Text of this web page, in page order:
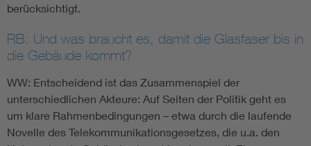
berücksichtigt.
RB: Und was braucht es, damit die Glasfaser bis in
die Gebäude kommt?
WW: Entscheidend ist das Zusammenspiel der
unterschiedlichen Akteure: Auf Seiten der Politik geht es
um klare Rahmenbedingungen – etwa durch die laufende
Novelle des Telekommunikationsgesetzes, die u.a. den